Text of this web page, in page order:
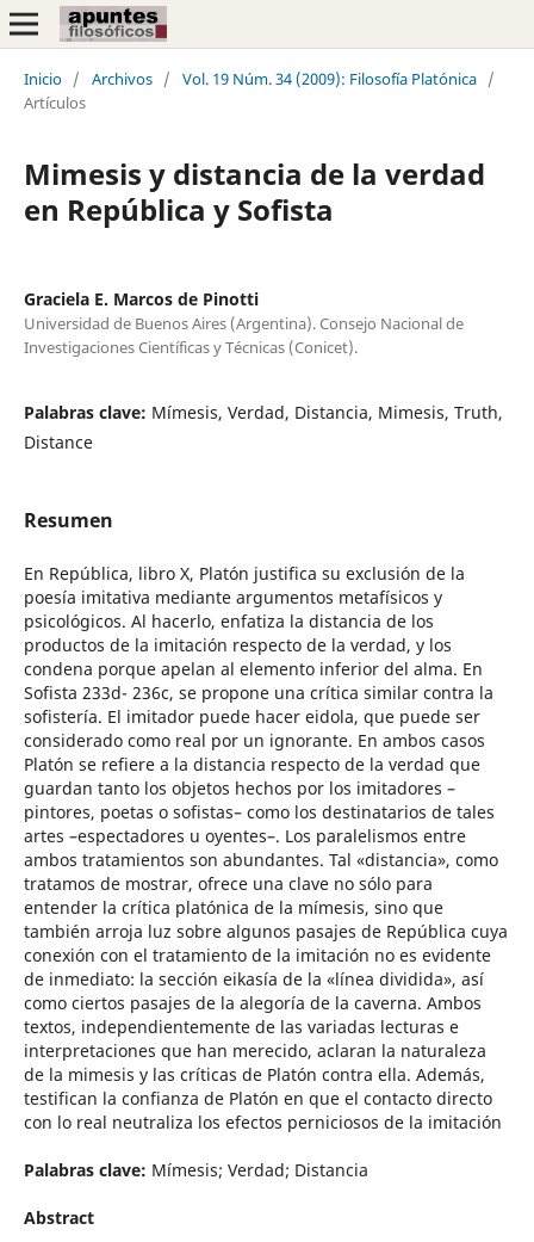
Inicio / Archivos / Vol. 19 Núm. 34 (2009): Filosofía Platónica /
Artículos
Mimesis y distancia de la verdad
en República y Sofista
Graciela E. Marcos de Pinotti
Universidad de Buenos Aires (Argentina). Consejo Nacional de
Investigaciones Científicas y Técnicas (Conicet).
Palabras clave: Mímesis, Verdad, Distancia, Mimesis, Truth,
Distance
Resumen
En República, libro X, Platón justifica su exclusión de la
poesía imitativa mediante argumentos metafísicos y
psicológicos. Al hacerlo, enfatiza la distancia de los
productos de la imitación respecto de la verdad, y los
condena porque apelan al elemento inferior del alma. En
Sofista 233d- 236c, se propone una crítica similar contra la
sofistería. El imitador puede hacer eidola, que puede ser
considerado como real por un ignorante. En ambos casos
Platón se refiere a la distancia respecto de la verdad que
guardan tanto los objetos hechos por los imitadores –
pintores, poetas o sofistas– como los destinatarios de tales
artes –espectadores u oyentes–. Los paralelismos entre
ambos tratamientos son abundantes. Tal «distancia», como
tratamos de mostrar, ofrece una clave no sólo para
entender la crítica platónica de la mímesis, sino que
también arroja luz sobre algunos pasajes de República cuya
conexión con el tratamiento de la imitación no es evidente
de inmediato: la sección eikasía de la «línea dividida», así
como ciertos pasajes de la alegoría de la caverna. Ambos
textos, independientemente de las variadas lecturas e
interpretaciones que han merecido, aclaran la naturaleza
de la mimesis y las críticas de Platón contra ella. Además,
testifican la confianza de Platón en que el contacto directo
con lo real neutraliza los efectos perniciosos de la imitación
Palabras clave: Mímesis; Verdad; Distancia
Abstract